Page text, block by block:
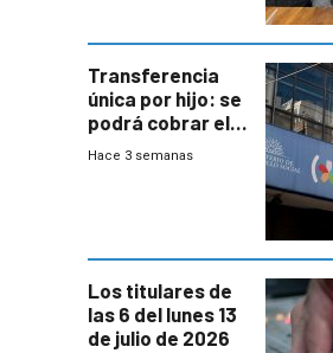
Transferencia
única por hijo: se
podrá cobrar el
100% en efectivo
Hace 3 semanas
Los titulares de
las 6 del lunes 13
de julio de 2026